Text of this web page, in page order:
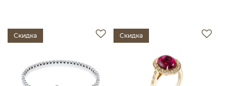
Скидка Скидка